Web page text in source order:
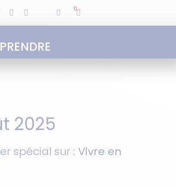
0
2025
spécial sur : Vivre en